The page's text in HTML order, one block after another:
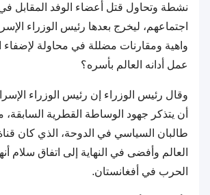
نشطة وتحاول قتل أعضاء الوفد المقابل
اجتماعهم، ليخرج بعدها رئيس الوزراء
واهية ومقارنات مضللة في محاولة
عمل أدانه العالم بأسره؟
وقال رئيس الوزراء إن رئيس الوزراء
أن يتذكر جهود الوساطة القطرية
طالبان السياسي في الدوحة، الذي كان
العالم وأفضى في النهاية إلى اتفاق سلام
الحرب في أفغانستان.